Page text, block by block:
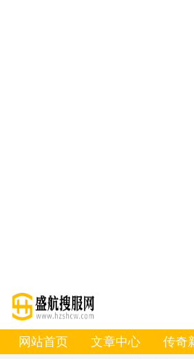
网站首页 文章中心 传奇